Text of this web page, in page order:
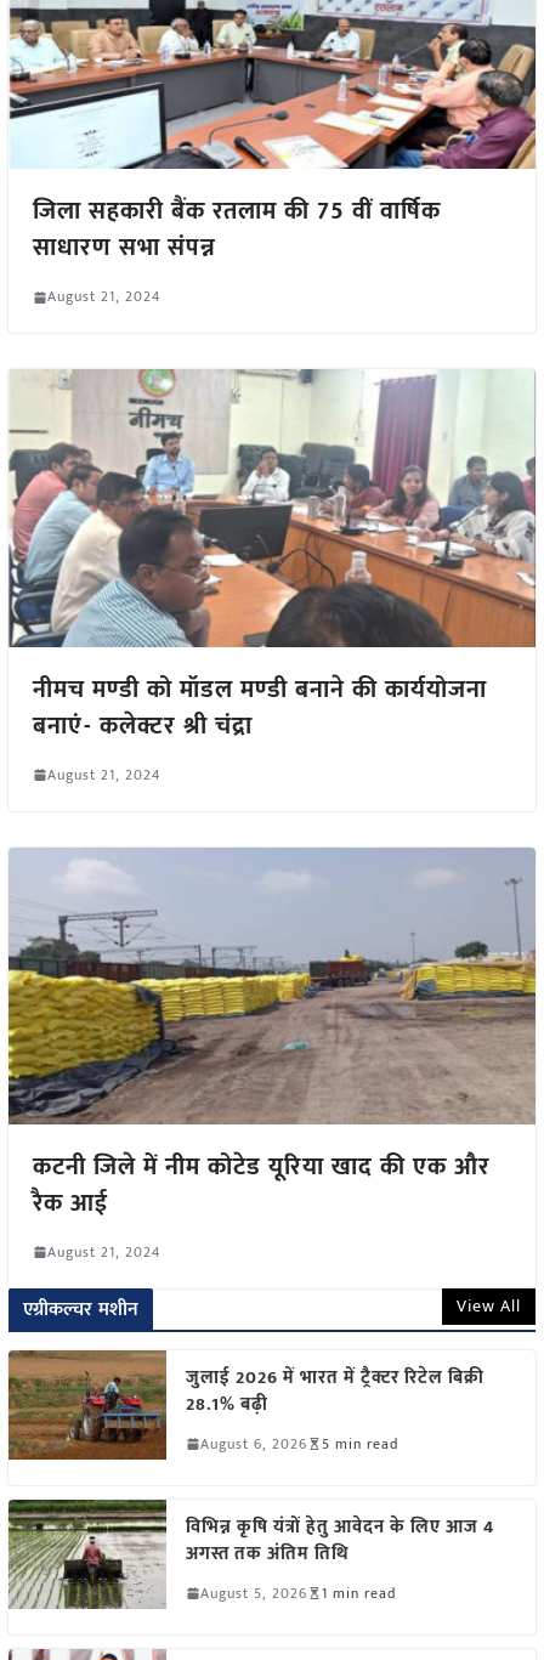
जिला सहकारी बैंक रतलाम की 75 वीं वार्षिक
साधारण सभा संपन्न
August 21, 2024
नीमच मण्‍डी को मॉडल मण्‍डी बनाने की कार्ययोजना
बनाएं- कलेक्टर श्री चंद्रा
August 21, 2024
कटनी जिले में नीम कोटेड यूरिया खाद की एक और
रैक आई
August 21, 2024
एग्रीकल्चर मशीन View All
जुलाई 2026 में भारत में ट्रैक्टर रिटेल बिक्री
28.1% बढ़ी
August 6, 2026 5 min read
विभिन्न कृषि यंत्रों हेतु आवेदन के लिए आज 4
अगस्त तक अंतिम तिथि
August 5, 2026 1 min read